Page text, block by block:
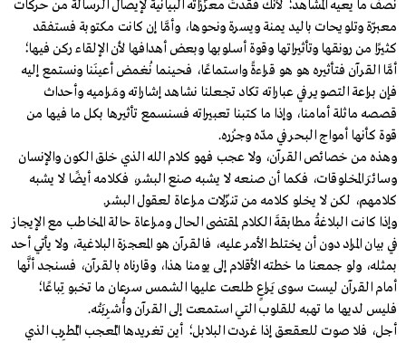
نصف ما يعيه المشاهد؛ لأنك فقدتَ معزّزاته البيانية لإيصال الرسالة من حركات
معبّرة وتلويحات باليد يمنة ويسرة ونحوها، وأمَّا إن كانت مكتوبة فستفقد
كثيرًا من رونقها وتأثيراتها وقوة أسلوبها وبعض أهدافها لأن الإلقاء ركن فيها؛
أمَّا القرآن فتأثيره هو هو قراءةً واستماعًا، فحينما نُغمض أعينَنا ونستمع إليه
فإن براعة التصوير في عباراته تكاد تجعلنا نشاهد إشاراته ومَراميه وأحداث
قصصه ماثلة أمامنا، وإذا ما كتبنا تعبيراته فسنسمع تأثيرها بكل ما فيها من
قوة كأنها أمواج البحر في مدّه وجزْره.
وهذه من خصائص القرآن، ولا عجب فهو كلام الله الذي خلق الكون والإنسان
وسائرَ المخلوقات، فكما أن صنعه لا يشبه صنع البشر، فكلامه أيضًا لا يشبه
كلامهم، لكن لا يخلو كلامه من تنزّلات مراعاة لعقول البشر.
وإذا كانت البلاغةُ مطابقةَ الكلام لمقتضى الحال ومراعاة حالة المخاطب مع الإيجاز
في بيان المراد دون أن يختلط الأمر عليه، فالقرآن هو المعجزة البلاغية، ولا يأتي أحد
بمثله، ولو جمعنا ما خطته الأقلام إلى يومنا هذا، وقارناه بالقرآن، فسنجد أنَّها
أمام القرآن ليست سوى يَراعٍ طلعت عليها الشمس سرعان ما تخبو تِباعًا؛
فليس لديها ما تهبه للقلوب التي استمعت إلى القرآن وأُشرِبَتْه.
أجل، فلا صوت للعقعق إذا غردت البلابل؛ أين تغريدها المُعجب المُطرِب الذي